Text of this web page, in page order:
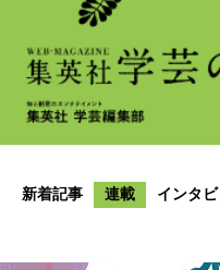
新着記事 連載 インタ